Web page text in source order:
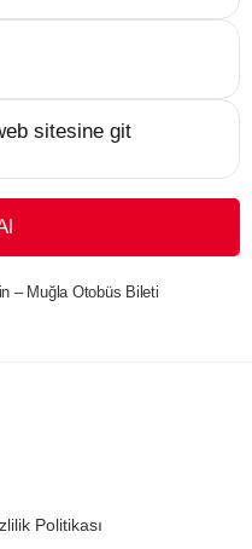
sitesine git
– Muğla Otobüs Bileti
Politikası